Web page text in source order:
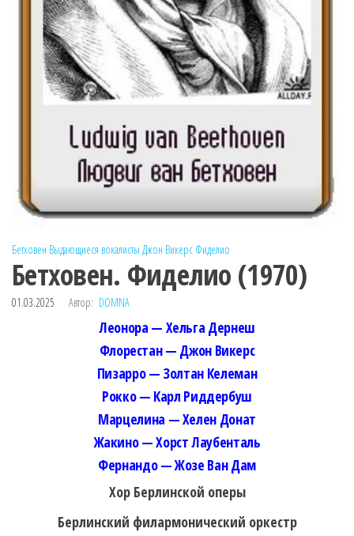
Бетховен Выдающиеся вокалисты Джон Викерс Фиделио
Бетховен. Фиделио (1970)
01.03.2025 Автор: DOMNA
Леонора — Хельга Дернеш
Флорестан — Джон Викерс
Пизарро — Золтан Келеман
Рокко — Карл Риддербуш
Марцелина — Хелен Донат
Жакино — Хорст Лаубенталь
Фернандо — Жозе Ван Дам
Хор Берлинской оперы
Берлинский филармонический оркестр